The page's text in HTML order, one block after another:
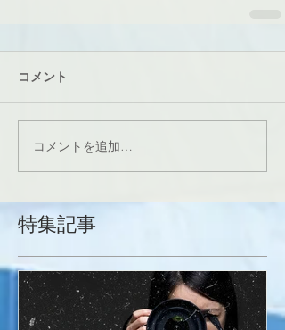
コメント
コメントを追加…
特集記事